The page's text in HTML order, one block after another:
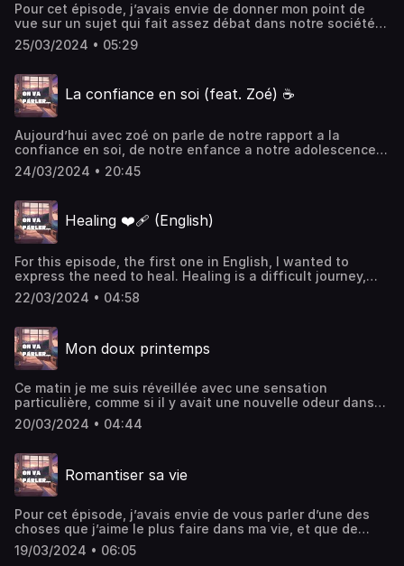
Pour cet épisode, j’avais envie de donner mon point de
vue sur un sujet qui fait assez débat dans notre société,
même si notre génération à nous arrive à voir les choses
différemment. C’est l’amitié fille garçon.Hébergé par
plus d'informations.
25/03/2024 • 05:29
La confiance en soi (feat. Zoé) ☕️
Aujourd’hui avec zoé on parle de notre rapport a la
confiance en soi, de notre enfance a notre adolescence.
Premier podcast avec une invitée, qui en plus est super
spéciale 🥹Hébergé par Ausha. Visitez ausha.co/politique-
24/03/2024 • 20:45
Healing ❤️‍🩹 (English)
For this episode, the first one in English, I wanted to
express the need to heal. Healing is a difficult journey,
especially if the thing you wanna get rid of has been here
for a long time and is really deep inside you.So the
ausha.co/politique-de-confidentialite pour plus
d'informations.
22/03/2024 • 04:58
Mon doux printemps
Ce matin je me suis réveillée avec une sensation
particulière, comme si il y avait une nouvelle odeur dans
l’air, plus envoûtant, plus florale, plus excitante. Et je me
suis rendue compte qu’on était le printemps !Hébergé par
plus d'informations.
20/03/2024 • 04:44
Romantiser sa vie
Pour cet épisode, j’avais envie de vous parler d’une des
choses que j’aime le plus faire dans ma vie, et que de
toute façon je fais malgré moi : romanticiser sa vie. C’est
quelque chose qui rajoute de l’excitation, de l’aestetic et
19/03/2024 • 06:05